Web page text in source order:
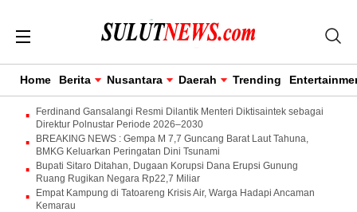
Home Berita Nusantara Daerah Trending
Ferdinand Gansalangi Resmi Dilantik Menteri Diktisaintek sebagai
Direktur Polnustar Periode 2026–2030
BREAKING NEWS : Gempa M 7,7 Guncang Barat Laut Tahuna,
BMKG Keluarkan Peringatan Dini Tsunami
Bupati Sitaro Ditahan, Dugaan Korupsi Dana Erupsi Gunung
Ruang Rugikan Negara Rp22,7 Miliar
Empat Kampung di Tatoareng Krisis Air, Warga Hadapi Ancaman
Kemarau